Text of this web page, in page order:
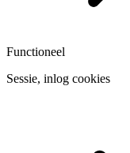
Functioneel
Sessie, inlog cookies